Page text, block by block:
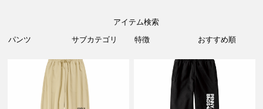
アイテム検索